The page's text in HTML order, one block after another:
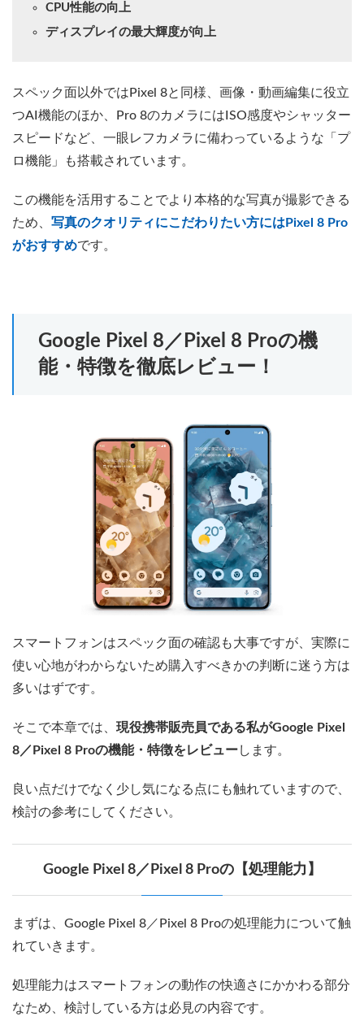
CPU性能の向上
ディスプレイの最大輝度が向上
スペック面以外ではPixel 8と同様、画像・動画編集に役立
つAI機能のほか、Pro 8のカメラにはISO感度やシャッター
スピードなど、一眼レフカメラに備わっているような「プ
ロ機能」も搭載されています。
この機能を活用することでより本格的な写真が撮影できる
ため、 写真のクオリティにこだわりたい方にはPixel 8 Pro
がおすすめです。
Google Pixel 8／Pixel 8 Proの機
能・特徴を徹底レビュー！
スマートフォンはスペック面の確認も大事ですが、実際に
使い心地がわからないため購入すべきかの判断に迷う方は
多いはずです。
そこで本章では、 現役携帯販売員である私がGoogle Pixel
8／Pixel 8 Proの機能・特徴をレビューします。
良い点だけでなく少し気になる点にも触れていますので、
検討の参考にしてください。
Google Pixel 8／Pixel 8 Proの【処理能力】
まずは、Google Pixel 8／Pixel 8 Proの処理能力について触
れていきます。
処理能力はスマートフォンの動作の快適さにかかわる部分
なため、検討している方は必見の内容です。